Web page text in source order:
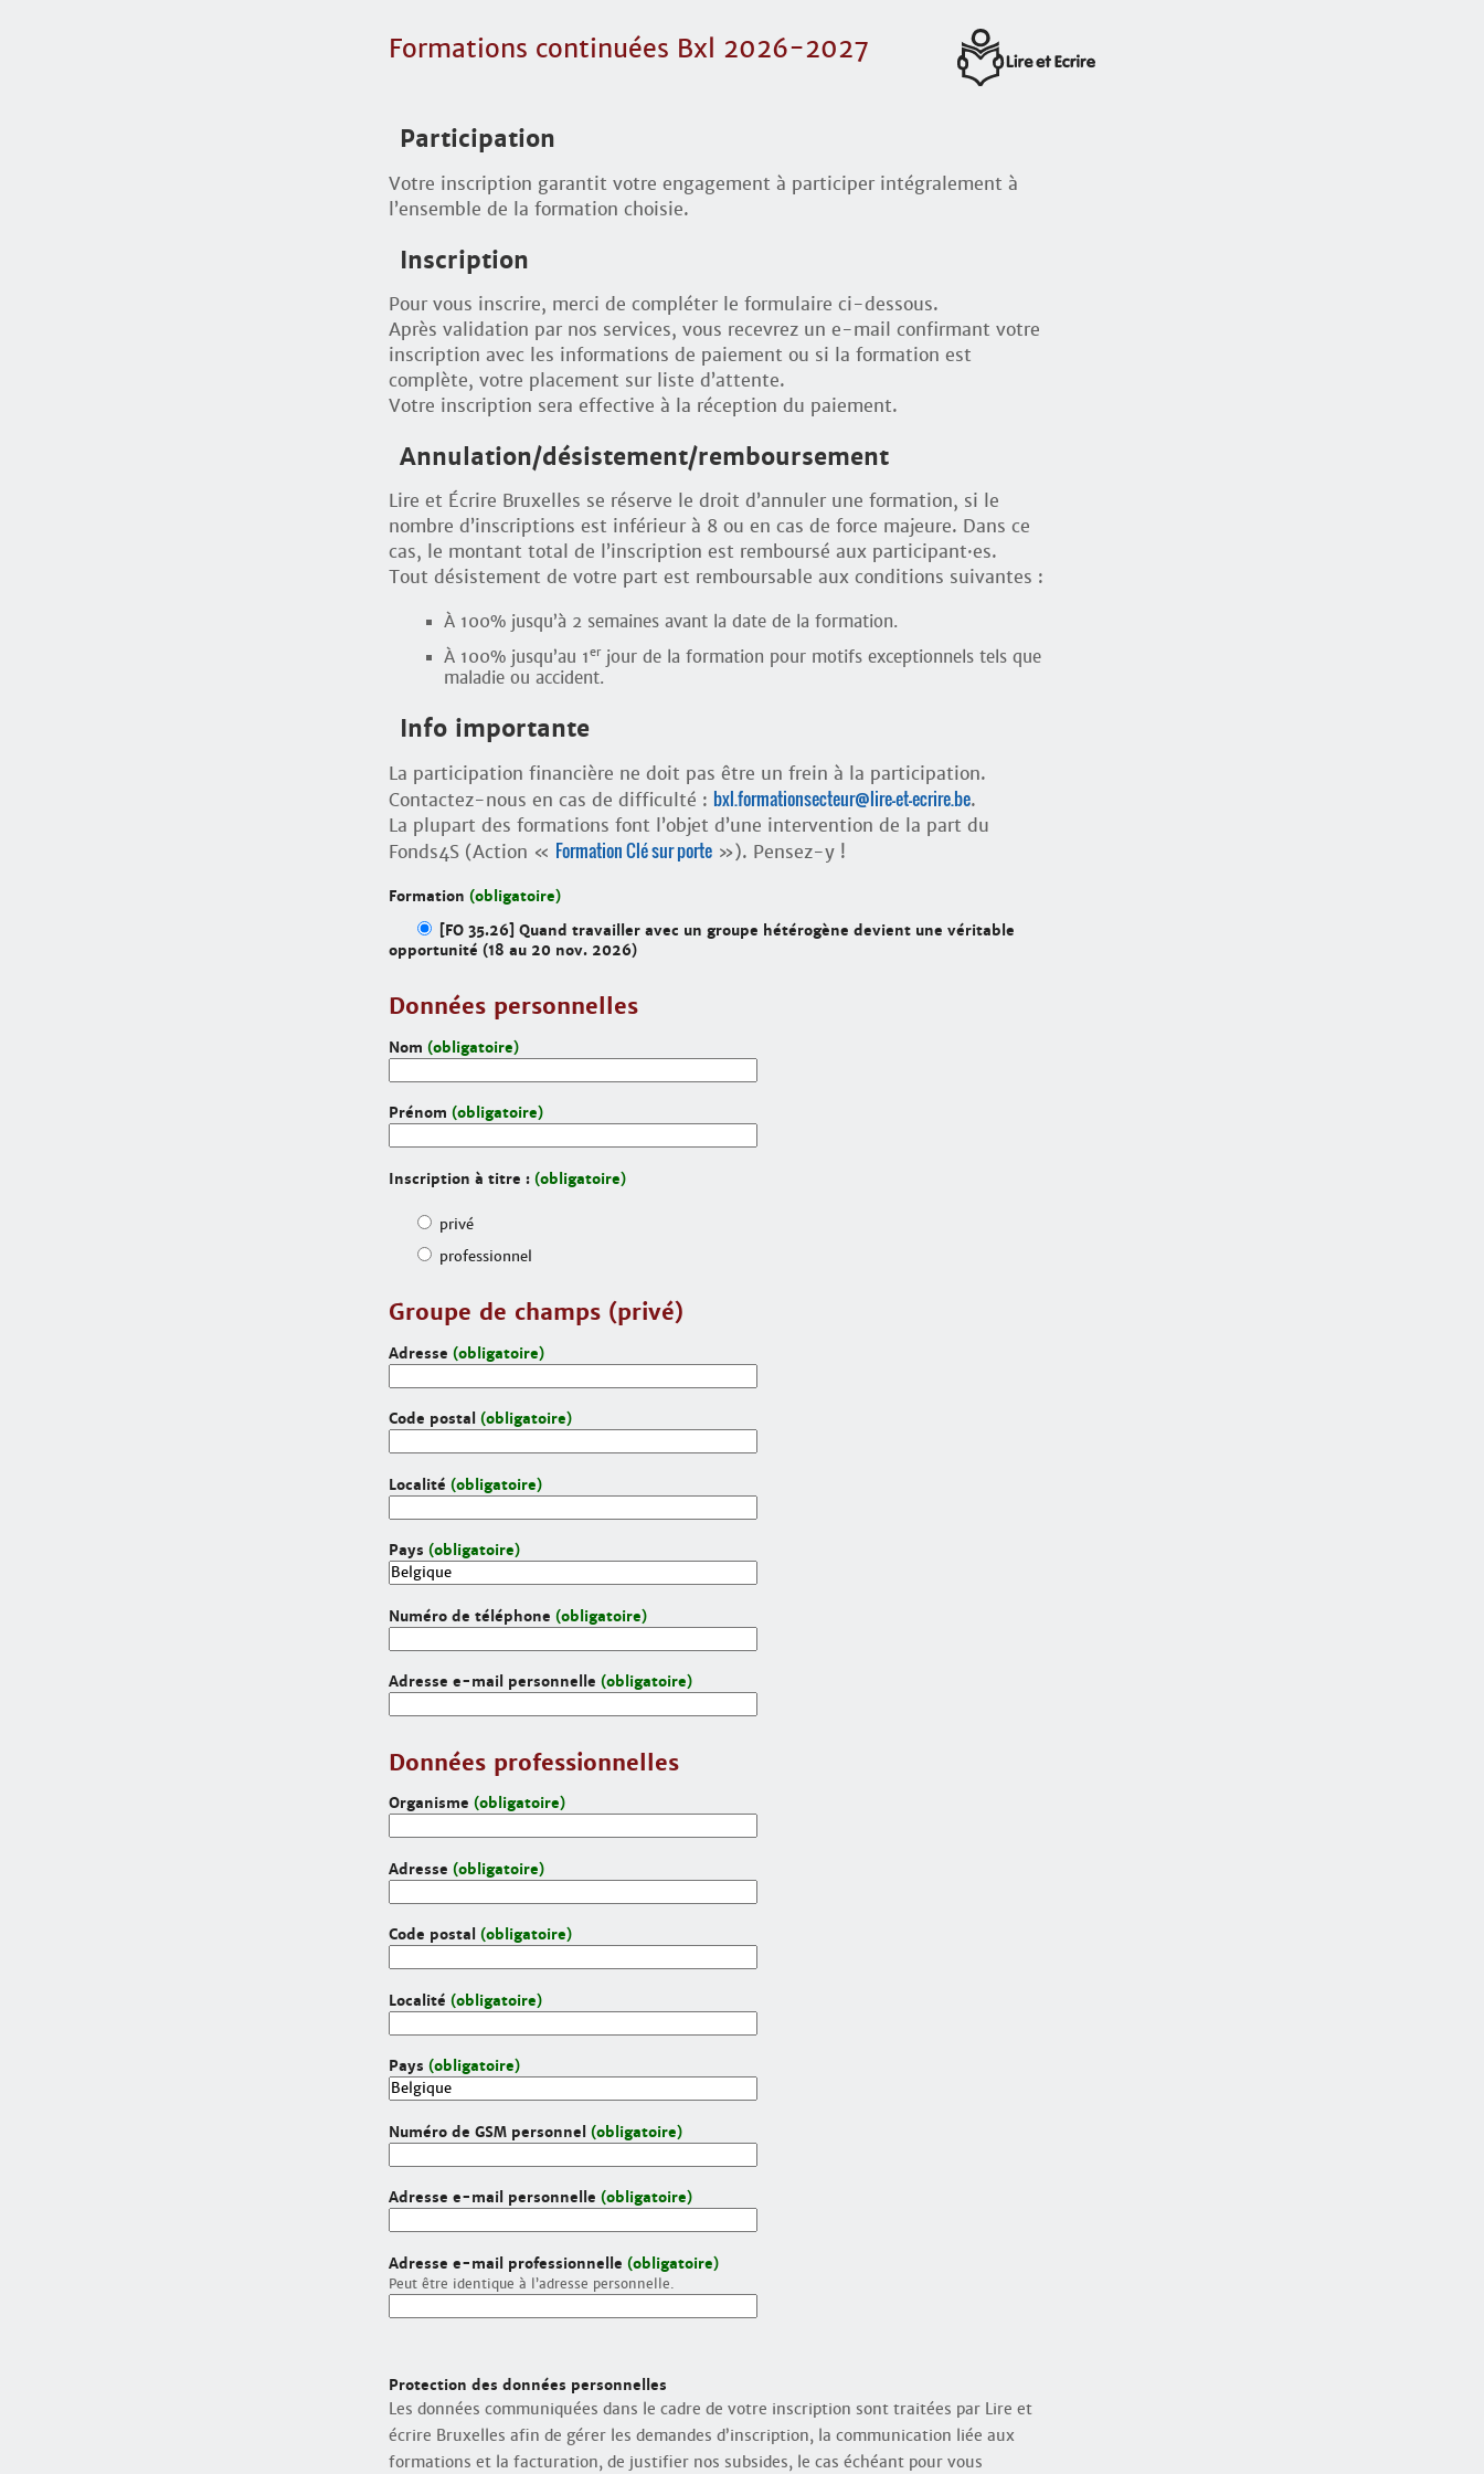
Formations continuées Bxl 2026-2027
Participation
Votre inscription garantit votre engagement à participer intégralement à
l’ensemble de la formation choisie.
Inscription
Pour vous inscrire, merci de compléter le formulaire ci-dessous.
Après validation par nos services, vous recevrez un e-mail confirmant votre
inscription avec les informations de paiement ou si la formation est
complète, votre placement sur liste d’attente.
Votre inscription sera effective à la réception du paiement.
Annulation/désistement/remboursement
Lire et Écrire Bruxelles se réserve le droit d’annuler une formation, si le
nombre d’inscriptions est inférieur à 8 ou en cas de force majeure. Dans ce
cas, le montant total de l’inscription est remboursé aux participant·es.
Tout désistement de votre part est remboursable aux conditions suivantes :
À 100% jusqu’à 2 semaines avant la date de la formation.
À 100% jusqu’au 1er jour de la formation pour motifs exceptionnels tels que
maladie ou accident.
Info importante
La participation financière ne doit pas être un frein à la participation.
Contactez-nous en cas de difficulté : bxl.formationsecteur@lire-et-ecrire.be.
La plupart des formations font l’objet d’une intervention de la part du
Fonds4S (Action « Formation Clé sur porte »). Pensez-y !
Formation (obligatoire)
[FO 35.26] Quand travailler avec un groupe hétérogène devient une véritable
opportunité (18 au 20 nov. 2026)
Données personnelles
Nom (obligatoire)
Prénom (obligatoire)
Inscription à titre : (obligatoire)
privé
professionnel
Groupe de champs (privé)
Adresse (obligatoire)
Code postal (obligatoire)
Localité (obligatoire)
Pays (obligatoire)
Numéro de téléphone (obligatoire)
Adresse e-mail personnelle (obligatoire)
Données professionnelles
Organisme (obligatoire)
Adresse (obligatoire)
Code postal (obligatoire)
Localité (obligatoire)
Pays (obligatoire)
Numéro de GSM personnel (obligatoire)
Adresse e-mail personnelle (obligatoire)
Adresse e-mail professionnelle (obligatoire)
Peut être identique à l’adresse personnelle.
Protection des données personnelles
Les données communiquées dans le cadre de votre inscription sont traitées par Lire et
écrire Bruxelles afin de gérer les demandes d’inscription, la communication liée aux
formations et la facturation, de justifier nos subsides, le cas échéant pour vous